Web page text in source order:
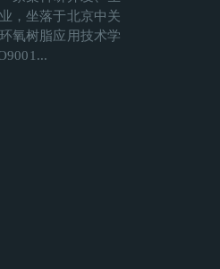
，坐落于北京中关
氧树脂应用技术学